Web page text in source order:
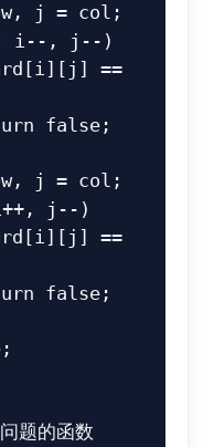
, j = col ;
i -- , j -- )
[i] [ j ]
==
false ;
, j = col ;
++ , j -- )
[i] [ j ]
==
false ;
;
题的函数